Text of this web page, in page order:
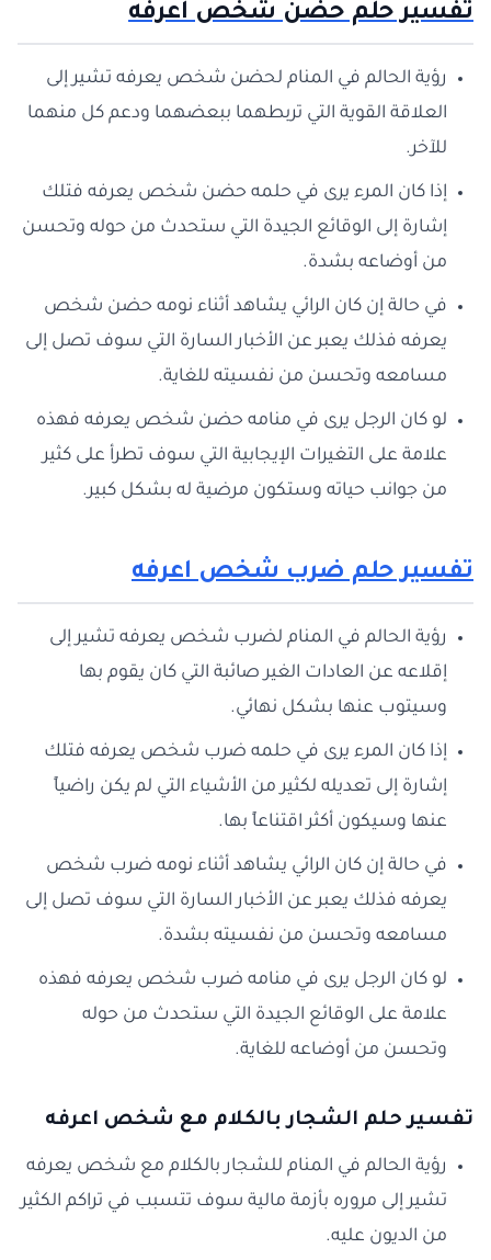
تفسير حلم حضن شخص اعرفه
رؤية الحالم في المنام لحضن شخص يعرفه تشير إلى
العلاقة القوية التي تربطهما ببعضهما ودعم كل منهما
للآخر.
إذا كان المرء يرى في حلمه حضن شخص يعرفه فتلك
إشارة إلى الوقائع الجيدة التي ستحدث من حوله وتحسن
من أوضاعه بشدة.
في حالة إن كان الرائي يشاهد أثناء نومه حضن شخص
يعرفه فذلك يعبر عن الأخبار السارة التي سوف تصل إلى
مسامعه وتحسن من نفسيته للغاية.
لو كان الرجل يرى في منامه حضن شخص يعرفه فهذه
علامة على التغيرات الإيجابية التي سوف تطرأ على كثير
من جوانب حياته وستكون مرضية له بشكل كبير.
تفسير حلم ضرب شخص اعرفه
رؤية الحالم في المنام لضرب شخص يعرفه تشير إلى
إقلاعه عن العادات الغير صائبة التي كان يقوم بها
وسيتوب عنها بشكل نهائي.
إذا كان المرء يرى في حلمه ضرب شخص يعرفه فتلك
إشارة إلى تعديله لكثير من الأشياء التي لم يكن راضياً
عنها وسيكون أكثر اقتناعاً بها.
في حالة إن كان الرائي يشاهد أثناء نومه ضرب شخص
يعرفه فذلك يعبر عن الأخبار السارة التي سوف تصل إلى
مسامعه وتحسن من نفسيته بشدة.
لو كان الرجل يرى في منامه ضرب شخص يعرفه فهذه
علامة على الوقائع الجيدة التي ستحدث من حوله
وتحسن من أوضاعه للغاية.
تفسير حلم الشجار بالكلام مع شخص اعرفه
رؤية الحالم في المنام للشجار بالكلام مع شخص يعرفه
تشير إلى مروره بأزمة مالية سوف تتسبب في تراكم الكثير
من الديون عليه.